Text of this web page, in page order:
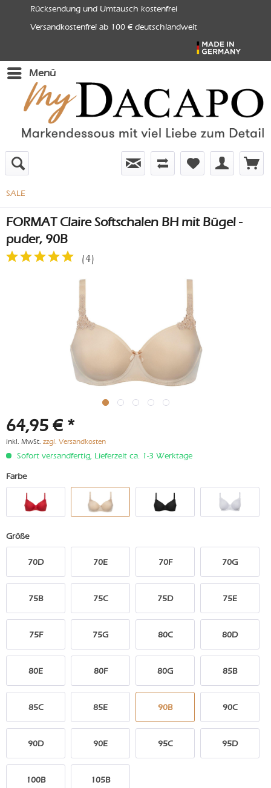
Rücksendung und Umtausch kostenfrei
Versandkostenfrei ab 100 € deutschlandweit
Menü
SALE
FORMAT Claire Softschalen BH mit Bügel -
puder, 90B
(4)
64,95 € *
inkl. MwSt. zzgl. Versandkosten
Sofort versandfertig, Lieferzeit ca. 1-3 Werktage
Farbe
Größe
70D 70E 70F 70G
75B 75C 75D 75E
75F 75G 80C 80D
80E 80F 80G 85B
85C 85E 90B 90C
90D 90E 95C 95D
100B 105B